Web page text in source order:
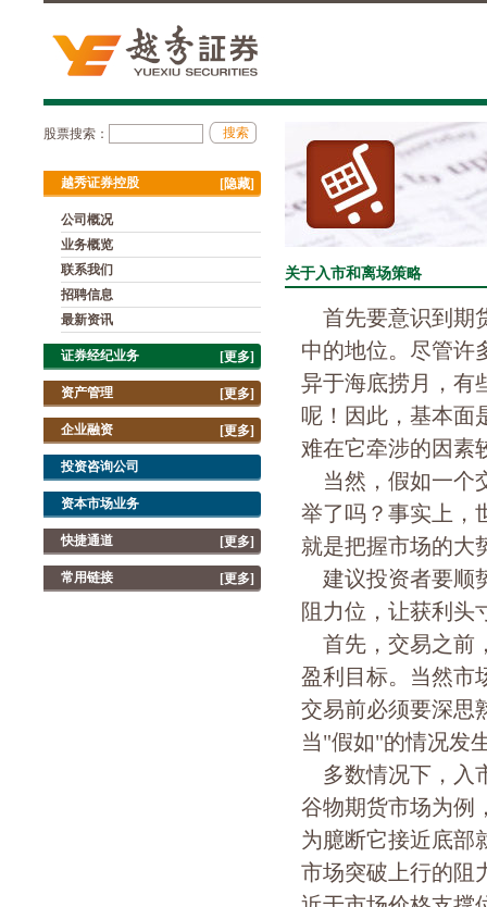
股票搜索：
[隐藏]
越秀证券控股
公司概况
业务概览
联系我们
招聘信息
最新资讯
[更多]
证券经纪业务
[更多]
资产管理
[更多]
企业融资
投资咨询公司
资本市场业务
[更多]
快捷通道
[更多]
常用链接
关于入市和离场策略
首先要意识到期
中的地位。尽管许
异于海底捞月，有
呢！因此，基本面
难在它牵涉的因素
当然，假如一个
举了吗？事实上，
就是把握市场的大
建议投资者要顺
阻力位，让获利头
首先，交易之前
盈利目标。当然市
交易前必须要深思
当"假如"的情况发
多数情况下，入
谷物期货市场为例
为臆断它接近底部
市场突破上行的阻